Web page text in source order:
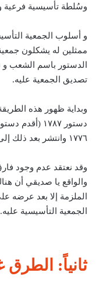
وسُلطة تأسيسية فرعية
و أسلوب الجمعية
ممثلين له يشكلون
الدستور باسم الشعب و
تصديق الجمعية عليه.
وبداية ظهور هذه
دستور ١٧٨٧
١٧٧٦ وانتشر بعد ذلك إلى بقية الدول.
وقد نعتقد عدم وجود
والواقع يا صديقي أن
الملزمة إلا بعد عرضه
الجمعية التأسيسية عليه.
ثانياً: الطرق